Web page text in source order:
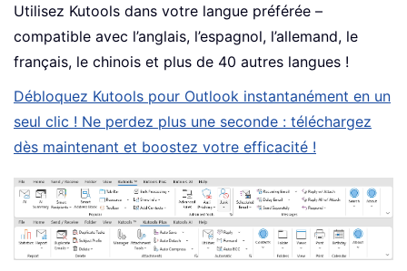
Utilisez Kutools dans votre langue préférée –
compatible avec l’anglais, l’espagnol, l’allemand, le
français, le chinois et plus de 40 autres langues !
Débloquez Kutools pour Outlook instantanément en un
seul clic ! Ne perdez plus une seconde : téléchargez
dès maintenant et boostez votre efficacité !